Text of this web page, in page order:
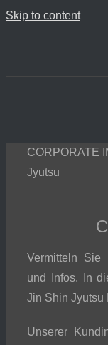
Skip to content
CORPORATE
Jyutsu
Vermitteln Sie
und Infos. In
Jin Shin Jyutsu
Unserer